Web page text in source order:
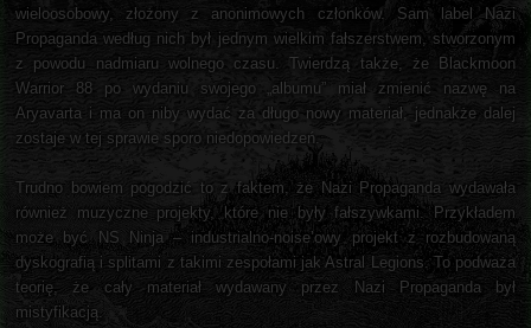
wieloosobowy, złożony z anonimowych członków. Sam label Nazi
Propaganda według nich był jednym wielkim fałszerstwem, stworzonym
z powodu nadmiaru wolnego czasu. Twierdzą także, że Blackmoon
Warrior 88 po wydaniu swojego „albumu” miał zmienić nazwę na
Aryavarta i ma on niby wydać za długo nowy materiał, jednakże dalej
zostaje w tej sprawie sporo niedopowiedzeń.
Trudno bowiem pogodzić to z faktem, że Nazi Propaganda wydawała
również muzyczne projekty, które nie były fałszywkami. Przykładem
może być NS Ninja – industrialno-noise’owy projekt z rozbudowaną
dyskografią i splitami z takimi zespołami jak Astral Legions. To podważa
teorię, że cały materiał wydawany przez Nazi Propaganda był
mistyfikacją.